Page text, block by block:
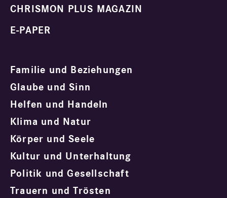
CHRISMON PLUS MAGAZIN
E-PAPER
Familie und Beziehungen
Glaube und Sinn
Helfen und Handeln
Klima und Natur
Körper und Seele
Kultur und Unterhaltung
Politik und Gesellschaft
Trauern und Trösten